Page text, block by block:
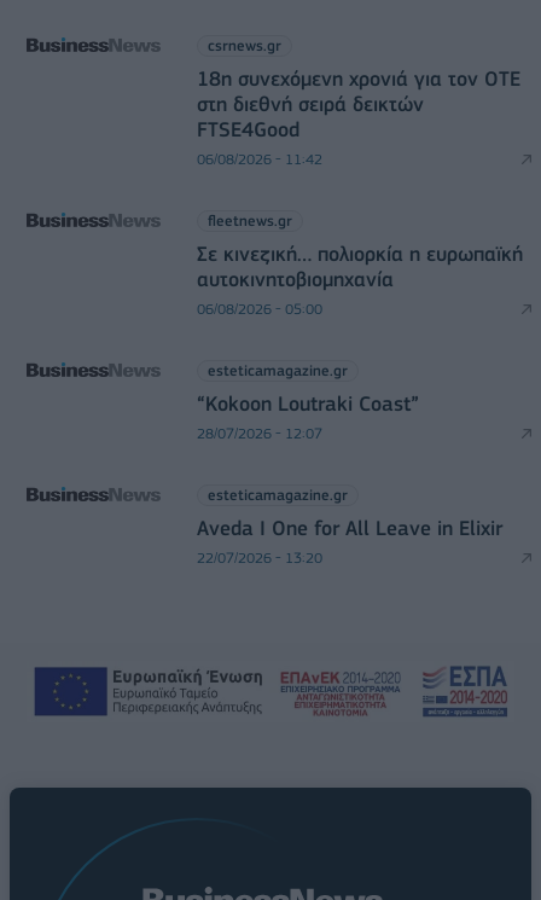
csrnews.gr
18η συνεχόμενη χρονιά για τον ΟΤΕ
στη διεθνή σειρά δεικτών
FTSE4Good
06/08/2026 - 11:42
fleetnews.gr
Σε κινεζική… πολιορκία η ευρωπαϊκή
αυτοκινητοβιομηχανία
06/08/2026 - 05:00
esteticamagazine.gr
“Kokoon Loutraki Coast”
28/07/2026 - 12:07
esteticamagazine.gr
Aveda I One for All Leave in Elixir
22/07/2026 - 13:20